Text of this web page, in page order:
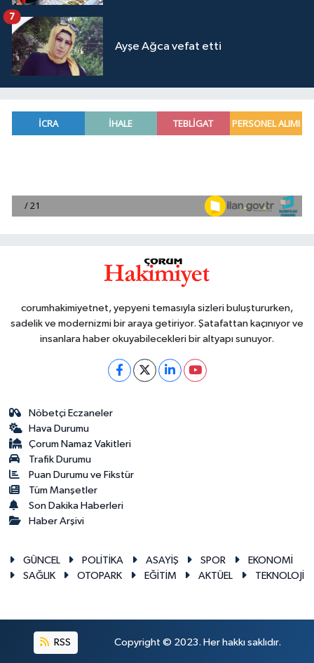
Ayşe Ağca vefat etti
7
corumhakimiyetnet, yepyeni temasıyla sizleri buluştururken,
sadelik ve modernizmi bir araya getiriyor. Şatafattan kaçınıyor ve
insanlara haber okuyabilecekleri bir altyapı sunuyor.
Nöbetçi Eczaneler
Hava Durumu
Çorum Namaz Vakitleri
Trafik Durumu
Puan Durumu ve Fikstür
Tüm Manşetler
Son Dakika Haberleri
Haber Arşivi
GÜNCEL POLİTİKA ASAYİŞ SPOR
EKONOMİ
SAĞLIK
OTOPARK EĞİTİM AKTÜEL TEKNOLOJİ
RSS Copyright © 2023. Her hakkı saklıdır.